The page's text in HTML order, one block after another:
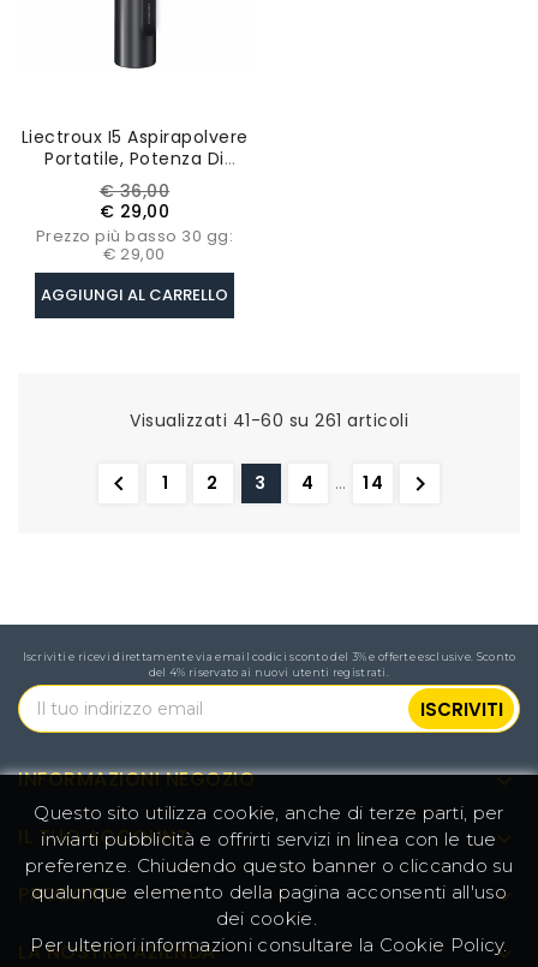
Liectroux I5 Aspirapolvere
Portatile, Potenza Di
Aspirazione 12.000Pa,
Batteria 2500 MAh,
Autonomia Fino A 35
Minuti - Nero
Prezzo
base
€ 36,00Prezzo
€ 29,00
Prezzo più basso 30 gg:
€ 29,00
AGGIUNGI AL CARRELLO
Visualizzati 41-60 su 261 articoli
 1 2 3 4 … 14 
IL TUO ACCOUNT 
PRODOTTI 
LA NOSTRA AZIENDA 
INFORMAZIONI NEGOZIO 
Iscriviti e ricevi direttamente via email codici sconto del 3% e offerte esclusive. Sconto
del 4% riservato ai nuovi utenti registrati.
Questo sito utilizza cookie, anche di terze parti, per
inviarti pubblicità e offrirti servizi in linea con le tue
preferenze. Chiudendo questo banner o cliccando su
qualunque elemento della pagina acconsenti all'uso
dei cookie.
Per ulteriori informazioni consultare la Cookie Policy.